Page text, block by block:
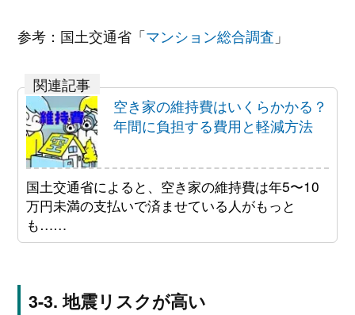
参考：国土交通省「マンション総合調査 」
空き家の維持費はいくらかかる？
年間に負担する費用と軽減方法
国土交通省によると、空き家の維持費は年5〜10
万円未満の支払いで済ませている人がもっと
も……
地震リスクが高い